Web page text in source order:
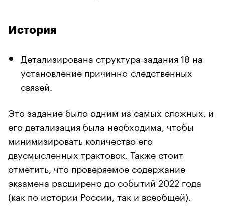
История
Детализирована структура задания 18 на
установление причинно-следственных
связей.
Это задание было одним из самых сложных, и
его детализация была необходима, чтобы
минимизировать количество его
двусмысленных трактовок. Также стоит
отметить, что проверяемое содержание
экзамена расширено до событий 2022 года
(как по истории России, так и всеобщей).